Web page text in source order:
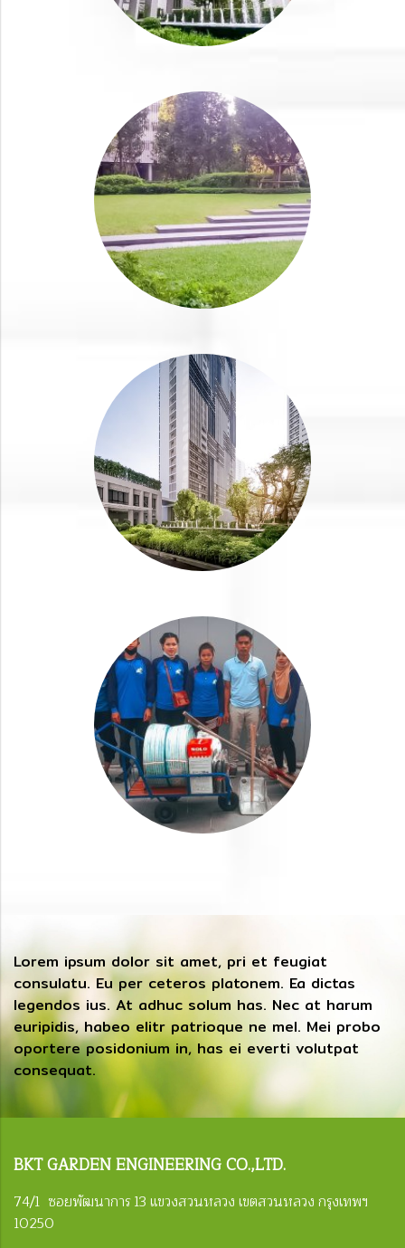
Lorem ipsum dolor sit amet, pri et feugiat
consulatu. Eu per ceteros platonem. Ea dictas
legendos ius. At adhuc solum has. Nec at harum
euripidis, habeo elitr patrioque ne mel. Mei probo
oportere posidonium in, has ei everti volutpat
consequat.
BKTGARDEN ENGINEERING CO.,LTD.
74/1 ซอยพัฒนาการ 13 แขวงสวนหลวง เขตสวนหลวง กรุงเทพฯ
10250